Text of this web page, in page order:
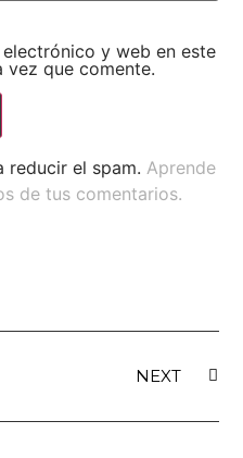
y web en este
vez que comente.
reducir el spam. Aprende
de tus comentarios.
NEXT